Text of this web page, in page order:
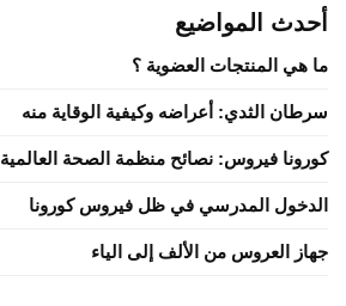
أحدث المواضيع
ما هي المنتجات العضوية ؟
سرطان الثدي: أعراضه وكيفية الوقاية منه
كورونا فيروس: نصائح منظمة الصحة العالمية
الدخول المدرسي في ظل فيروس كورونا
جهاز العروس من الألف إلى الياء